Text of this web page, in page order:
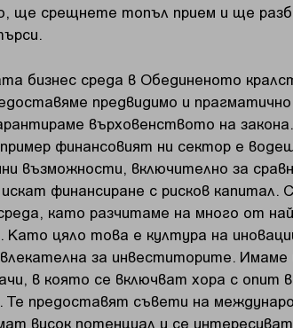
ще срещнете топъл прием и ще
бизнес среда в Обединеното
предвидимо и прагматично
върховенството на
финансовият ни сектор е
възможности, включително за
финансиране с рисков капитал.
като разчитаме на много от
Като цяло това е култура на
за инвеститорите. Имаме
в която се включват хора с опит в
Те предоставят съвети на
висок потенциал и се